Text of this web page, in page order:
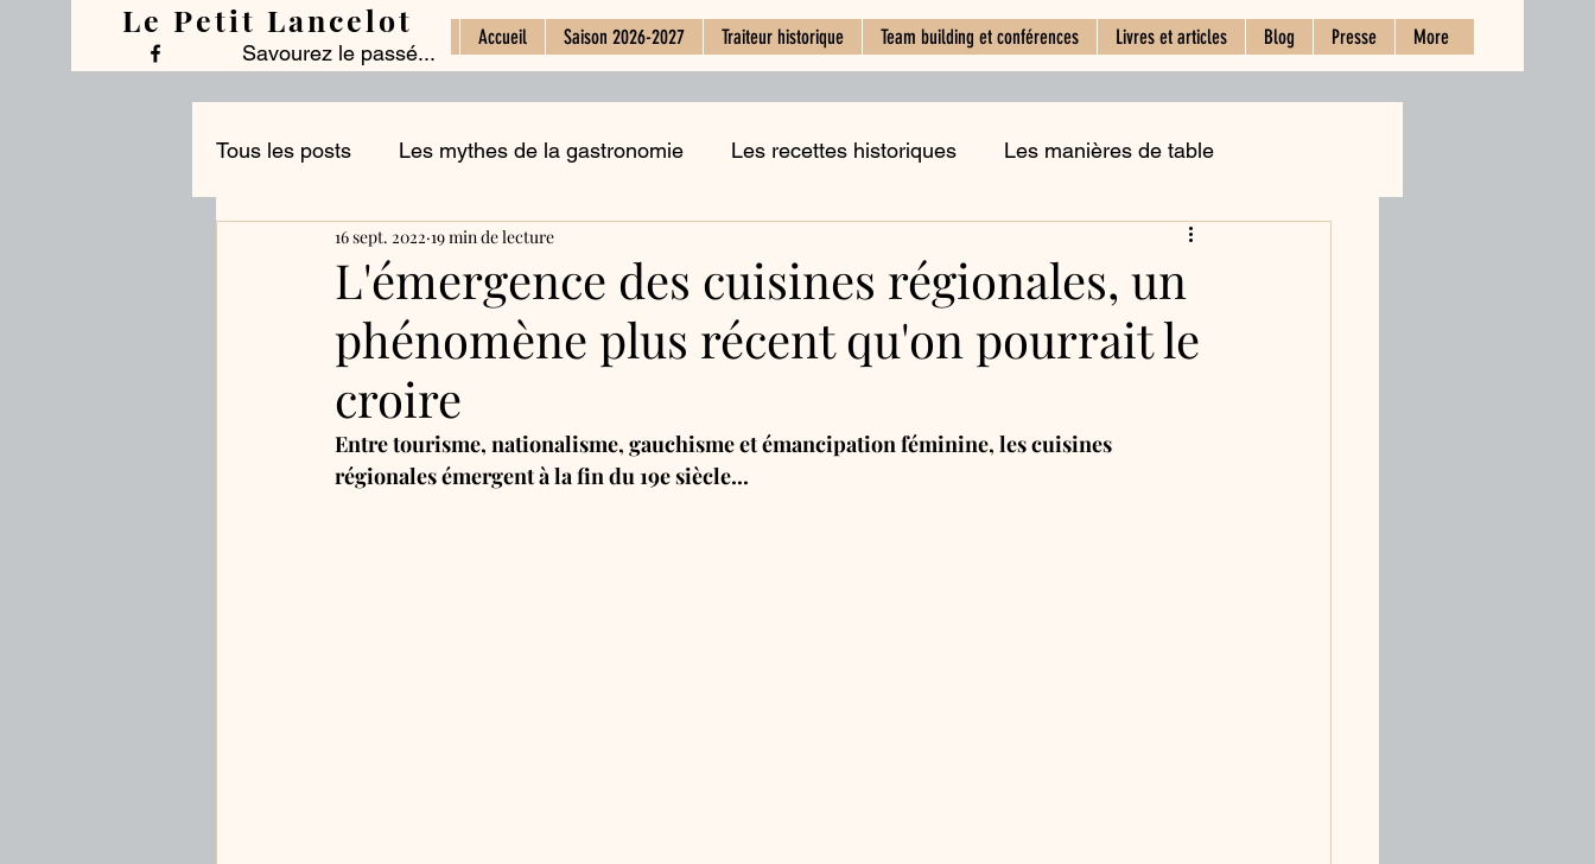
Le Petit Lancelot
Savourez le passé...
Accueil Saison 2026-2027 Traiteur historique Team building et conférences Livres et articles Blog Presse More
Tous les posts Les mythes de la gastronomie Les recettes historiques Les manières de table
Le commerce alimentaire L'histoire des boissons Les cuisines régionales
Histoires d'ingrédients Les fêtes et la cuisine
L'émergence des cuisines régionales, un
phénomène plus récent qu'on pourrait le
croire
16 sept. 2022 19 min de lecture
Entre tourisme, nationalisme, gauchisme et émancipation féminine, les cuisines
régionales émergent à la fin du 19e siècle...